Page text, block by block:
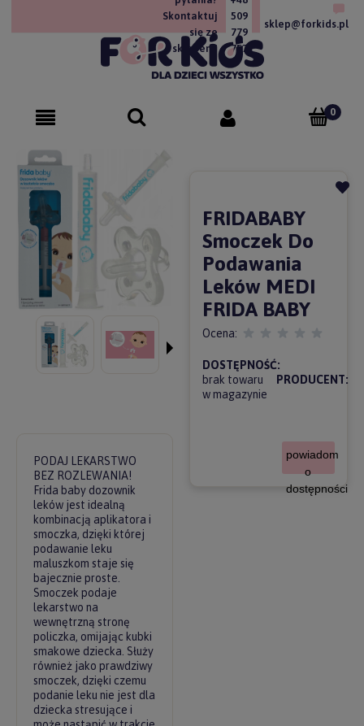
Skontaktuj
się ze
sklepem!
509
779
757
sklep@forkids.pl
PODAJ LEKARSTWO
BEZ ROZLEWANIA!
Frida baby dozownik
leków jest idealną
kombinacją aplikatora i
smoczka, dzięki której
podawanie leku
maluszkom staje się
bajecznie proste.
Smoczek podaje
lekarstwo na
wewnętrzną stronę
policzka, omijając kubki
smakowe dziecka. Służy
również jako prawdziwy
smoczek, dzięki czemu
podanie leku nie jest dla
dziecka stresujące i
FRIDABABY
Smoczek Do
Podawania
Leków MEDI
FRIDA BABY
Ocena:
DOSTĘPNOŚĆ:
brak towaru
w magazynie
PRODUCENT:
powiadom
o
dostępności